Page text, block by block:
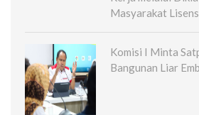
Masyarakat
Komisi I Minta
Bangunan Liar